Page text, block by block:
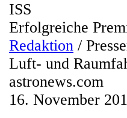
ISS
Erfolgreiche
Redaktion /
Luft- und
astronews.com
16. November